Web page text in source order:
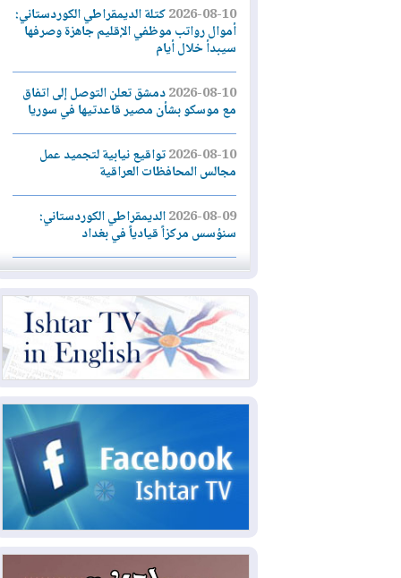
2026-08-10كتلة الديمقراطي الكوردستاني:
أموال رواتب موظفي الإقليم جاهزة وصرفها
سيبدأ خلال أيام
2026-08-10دمشق تعلن التوصل إلى اتفاق
مع موسكو بشأن مصير قاعدتيها في سوريا
2026-08-10تواقيع نيابية لتجميد عمل
مجالس المحافظات العراقية
2026-08-09الديمقراطي الكوردستاني:
سنؤسس مركزاً قيادياً في بغداد
2026-08-09
طهران تضع 6 شروط لفتح
هرمز.. وواشنطن تراهن على الضغوط
2026-08-09غرب كندا.. حرائق الغابات تجبر
2026-08-08مركز أبحاث أميركي: البيشمركة
شريك حيوي للولايات المتحدة ويجب تزويدها
2026-08-08الداخلية: رصد شائعات مفبركة
بالذكاء الاصطناعي ومقاطع قديمة يعاد نشرها
لإدارة رئيس كولومبيا الجديد